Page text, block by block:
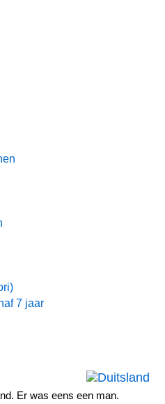
7 jaar
Er was eens een man.